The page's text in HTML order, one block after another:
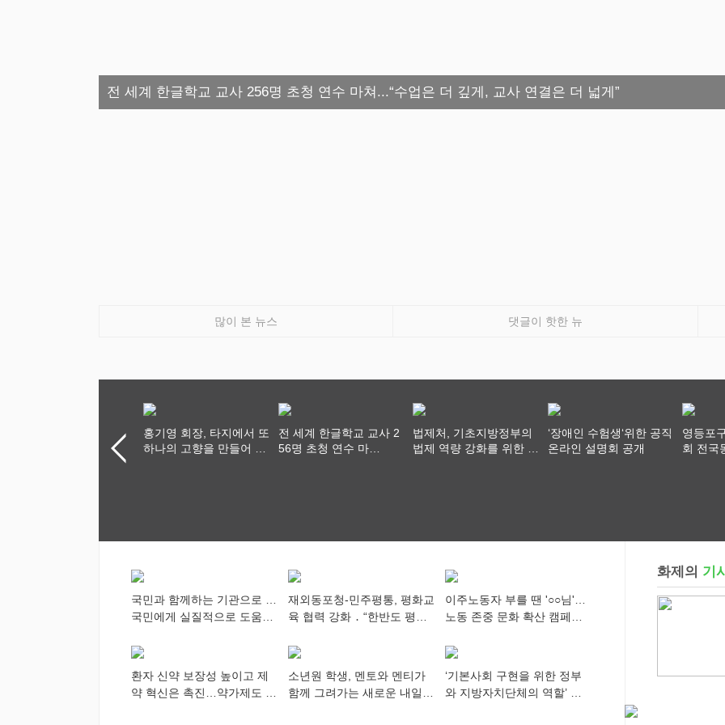
전 세계 한글학교 교사 256명 초청 연수 마쳐...“수업은 더 깊게, 교사 연결은 더 넓게”
많이 본 뉴스 댓글이 핫한 뉴
홍기영 회장, 타지에서 또
하나의 고향을 만들어 가
전 세계 한글학교 교사 2
56명 초청 연수 마
법제처, 기초지방정부의
법제 역량 강화를 위한 전
‘장애인 수험생‘위한 공직
온라인 설명회 공개
영등포
회 전국
국민과 함께하는 기관으로 …
국민에게 실질적으로 도움이
재외동포청-민주평통, 평화교
육 협력 강화 ․ “한반도 평화,
다”
이주노동자 부를 땐 '○○님'…
노동 존중 문화 확산 캠페인
환자 신약 보장성 높이고 제
약 혁신은 촉진…약가제도 개
소년원 학생, 멘토와 멘티가
함께 그려가는 새로운 내일
‘기본사회 구현을 위한 정부
와 지방자치단체의 역할’ 세
화제의 기